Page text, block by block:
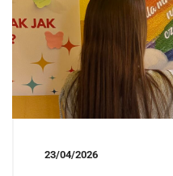
23/04/2026